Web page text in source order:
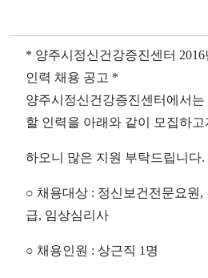
* 양주시정신건강증진센터
인력 채용 공고 *
양주시정신건강증진센터에서
할 인력을 아래와 같이 모집하고
하오니 많은 지원 부탁드립니다.
○ 채용대상 : 정신보건전문요원,
급, 임상심리사
○ 채용인원 : 상근직 1명